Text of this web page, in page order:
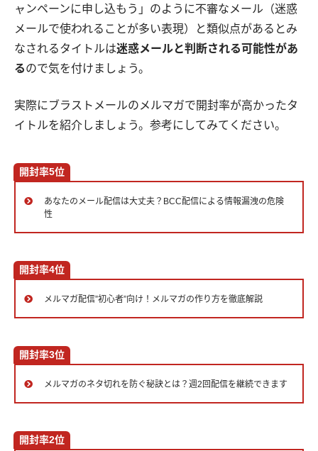
ャンペーンに申し込もう」のように不審なメール（迷惑
メールで使われることが多い表現）と類似点があるとみ
なされるタイトルは迷惑メールと判断される可能性があ
るので気を付けましょう。
実際にブラストメールのメルマガで開封率が高かったタ
イトルを紹介しましょう。参考にしてみてください。
開封率5位
あなたのメール配信は大丈夫？BCC配信による情報漏洩の危険
性
開封率4位
メルマガ配信”初心者”向け！メルマガの作り方を徹底解説
開封率3位
メルマガのネタ切れを防ぐ秘訣とは？週2回配信を継続できます
開封率2位